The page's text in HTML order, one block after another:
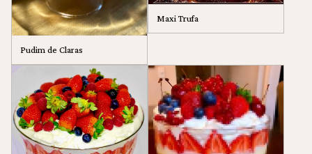
Pudim de Claras
Maxi Trufa